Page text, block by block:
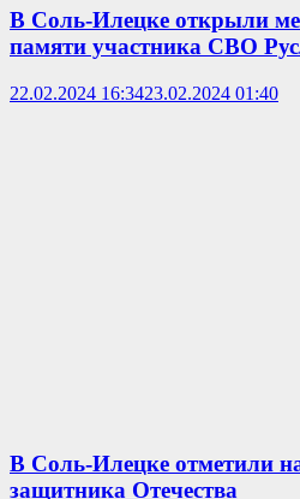
В Соль-Илецке открыли
памяти участника СВО
22.02.2024 16:3423.02.2024 01:40
В Соль-Илецке отметили
защитника Отечества